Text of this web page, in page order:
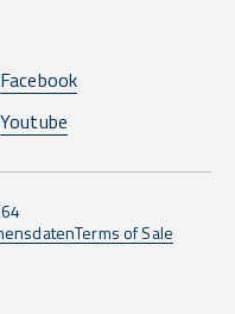
Facebook
Youtube
Terms of Sale